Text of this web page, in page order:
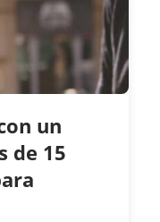
un
de 15